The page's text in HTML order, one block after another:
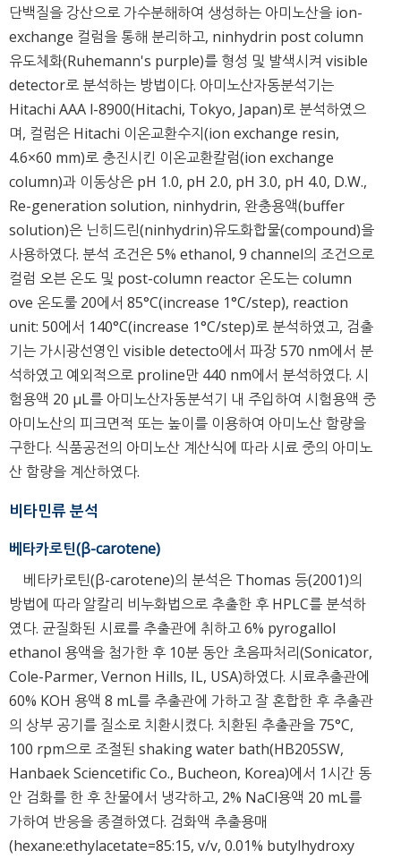
단백질을 강산으로 가수분해하여 생성하는 아미노산을 ion-
exchange 컬럼을 통해 분리하고, ninhydrin post column
유도체화(Ruhemann's purple)를 형성 및 발색시켜 visible
detector로 분석하는 방법이다. 아미노산자동분석기는
Hitachi AAA l-8900(Hitachi, Tokyo, Japan)로 분석하였으
며, 컬럼은 Hitachi 이온교환수지(ion exchange resin,
4.6×60 mm)로 충진시킨 이온교환칼럼(ion exchange
column)과 이동상은 pH 1.0, pH 2.0, pH 3.0, pH 4.0, D.W.,
Re-generation solution, ninhydrin, 완충용액(buffer
solution)은 닌히드린(ninhydrin)유도화합물(compound)을
사용하였다. 분석 조건은 5% ethanol, 9 channel의 조건으로
컬럼 오븐 온도 및 post-column reactor 온도는 column
ove 온도룰 20에서 85°C(increase 1°C/step), reaction
unit: 50에서 140°C(increase 1°C/step)로 분석하였고, 검출
기는 가시광선영인 visible detecto에서 파장 570 nm에서 분
석하였고 예외적으로 proline만 440 nm에서 분석하였다. 시
험용액 20 μL를 아미노산자동분석기 내 주입하여 시험용액 중
아미노산의 피크면적 또는 높이를 이용하여 아미노산 함량을
구한다. 식품공전의 아미노산 계산식에 따라 시료 중의 아미노
산 함량을 계산하였다.
비타민류 분석
베타카로틴(β-carotene)
베타카로틴(β-carotene)의 분석은 Thomas 등(2001)의
방법에 따라 알칼리 비누화법으로 추출한 후 HPLC를 분석하
였다. 균질화된 시료를 추출관에 취하고 6% pyrogallol
ethanol 용액을 첨가한 후 10분 동안 초음파처리(Sonicator,
Cole-Parmer, Vernon Hills, IL, USA)하였다. 시료추출관에
60% KOH 용액 8 mL를 추출관에 가하고 잘 혼합한 후 추출관
의 상부 공기를 질소로 치환시켰다. 치환된 추출관을 75°C,
100 rpm으로 조절된 shaking water bath(HB205SW,
Hanbaek Sciencetific Co., Bucheon, Korea)에서 1시간 동
안 검화를 한 후 찬물에서 냉각하고, 2% NaCl용액 20 mL를
가하여 반응을 종결하였다. 검화액 추출용매
(hexane:ethylacetate=85:15, v/v, 0.01% butylhydroxy